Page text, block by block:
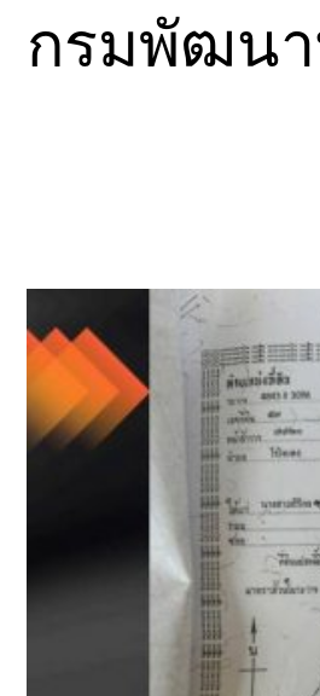
กรมพัฒน